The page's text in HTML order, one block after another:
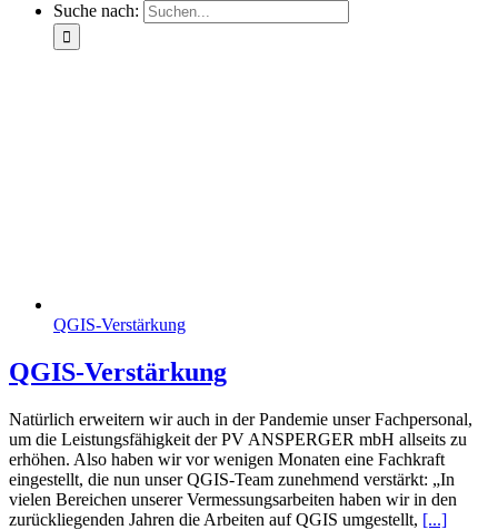
Suche nach:
QGIS-Verstärkung
QGIS-Verstärkung
Natürlich erweitern wir auch in der Pandemie unser Fachpersonal,
um die Leistungsfähigkeit der PV ANSPERGER mbH allseits zu
erhöhen. Also haben wir vor wenigen Monaten eine Fachkraft
eingestellt, die nun unser QGIS-Team zunehmend verstärkt: „In
vielen Bereichen unserer Vermessungsarbeiten haben wir in den
zurückliegenden Jahren die Arbeiten auf QGIS umgestellt, [...]